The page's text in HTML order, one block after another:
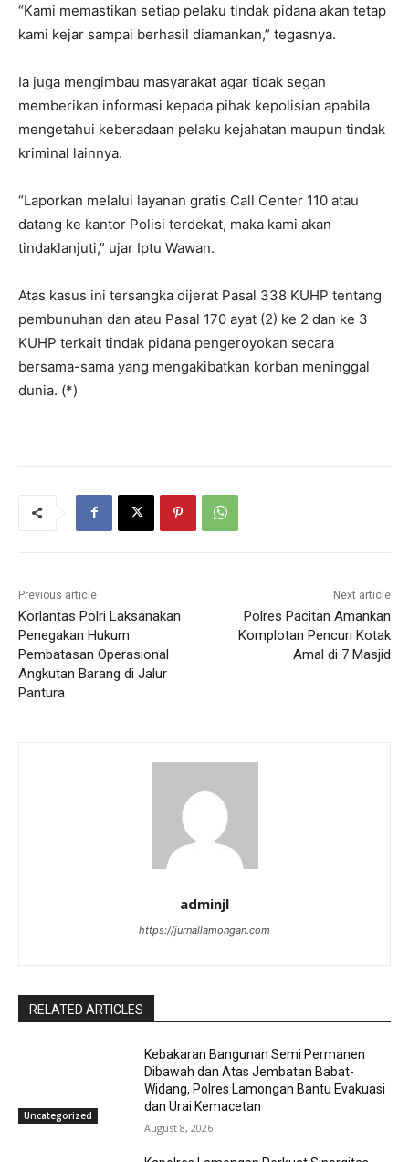
“Kami memastikan setiap pelaku tindak pidana akan tetap
kami kejar sampai berhasil diamankan,” tegasnya.
Ia juga mengimbau masyarakat agar tidak segan
memberikan informasi kepada pihak kepolisian apabila
mengetahui keberadaan pelaku kejahatan maupun tindak
kriminal lainnya.
“Laporkan melalui layanan gratis Call Center 110 atau
datang ke kantor Polisi terdekat, maka kami akan
tindaklanjuti,” ujar Iptu Wawan.
Atas kasus ini tersangka dijerat Pasal 338 KUHP tentang
pembunuhan dan atau Pasal 170 ayat (2) ke 2 dan ke 3
KUHP terkait tindak pidana pengeroyokan secara
bersama-sama yang mengakibatkan korban meninggal
dunia. (*)
Previous article
Korlantas Polri Laksanakan
Penegakan Hukum
Pembatasan Operasional
Angkutan Barang di Jalur
Pantura
Next article
Polres Pacitan Amankan
Komplotan Pencuri Kotak
Amal di 7 Masjid
adminjl
https://jurnallamongan.com
RELATED ARTICLES
Uncategorized
Kebakaran Bangunan Semi Permanen
Dibawah dan Atas Jembatan Babat-
Widang, Polres Lamongan Bantu Evakuasi
dan Urai Kemacetan
August 8, 2026